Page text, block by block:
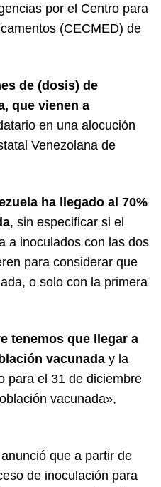
por el Centro para
(CECMED) de
de (dosis) de
que vienen a
en una alocución
Venezolana de
ha llegado al 70%
, sin especificar si el
a inoculados con las dos
para considerar que
o solo con la primera
tenemos que llegar a
vacunada y la
para el 31 de diciembre
vacunada»,
que a partir de
de inoculación para